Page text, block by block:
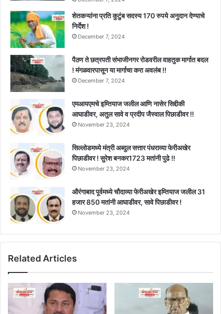
शेतकऱ्यांना प्रति कुटुंब सदस्य 170 रुपये अनुदान देण्याचे
निर्देश !
December 7, 2024
पैठण ते छत्रपती संभाजीनगर रोडवरील वाहतुक मार्गात बदल
! मंगळवारपासून या मार्गाचा करा अवलंब !!
December 7, 2024
एमआयएमचे इम्तियाज जलील आणि नासेर सिद्दीकी
आघाडीवर, अतुल सावे व प्रदीप जैस्वाल पिछाडीवर !!
November 23, 2024
सिल्लोडमध्ये मंत्री अब्दुल सत्तार पंधराव्या फेरीअखेर
पिछाडीवर ! सुरेश बनकर1723 मतांनी पुढे !!
November 23, 2024
औरंगाबाद पूर्वमध्ये चौदाव्या फेरीअखेर इम्तियाज जलील 31
हजार 850 मतांनी आघाडीवर, सावे पिछाडीवर !
November 23, 2024
Related Articles